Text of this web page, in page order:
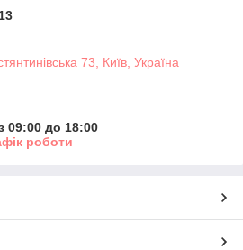
73, Київ, Україна
09:00 до 18:00
роботи